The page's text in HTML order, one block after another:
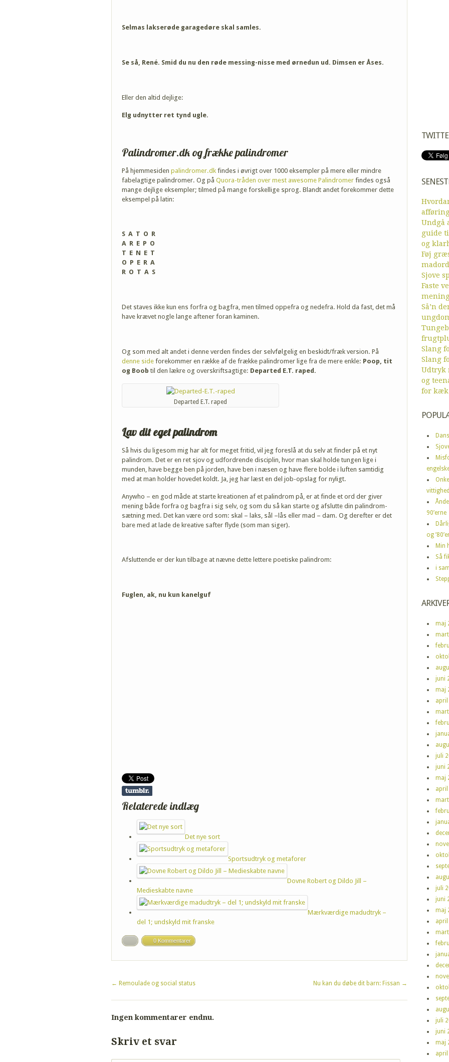
Selmas lakserøde garagedøre skal samles.
Se så, René. Smid du nu den røde messing-nisse med ørnedun ud. Dimsen er Åses.
Eller den altid dejlige:
Elg udnytter ret tynd ugle.
Palindromer.dk og frække palindromer
På hjemmesiden palindromer.dk findes i øvrigt over 1000 eksempler på mere eller mindre
fabelagtige palindromer. Og på Quora-tråden over mest awesome Palindromer findes også
mange dejlige eksempler; tilmed på mange forskellige sprog. Blandt andet forekommer dette
eksempel på latin:
S A T O R
A R E P O
T E N E T
O P E R A
R O T A S
Det staves ikke kun ens forfra og bagfra, men tilmed oppefra og nedefra. Hold da fast, det må
have krævet nogle lange aftener foran kaminen.
Og som med alt andet i denne verden findes der selvfølgelig en beskidt/fræk version. På
denne side forekommer en række af de frække palindromer lige fra de mere enkle: Poop, tit
og Boob til den lækre og overskriftsagtige: Departed E.T. raped.
Departed E.T. raped
Lav dit eget palindrom
Så hvis du ligesom mig har alt for meget fritid, vil jeg foreslå at du selv at finder på et nyt
palindrom. Det er en ret sjov og udfordrende disciplin, hvor man skal holde tungen lige i
munden, have begge ben på jorden, have ben i næsen og have flere bolde i luften samtidig
med at man holder hovedet koldt. Ja, jeg har læst en del job-opslag for nyligt.
Anywho – en god måde at starte kreationen af et palindrom på, er at finde et ord der giver
mening både forfra og bagfra i sig selv, og som du så kan starte og afslutte din palindrom-
sætning med. Det kan være ord som: skal – laks, sål –lås eller mad – dam. Og derefter er det
bare med at lade de kreative safter flyde (som man siger).
Afsluttende er der kun tilbage at nævne dette lettere poetiske palindrom:
Fuglen, ak, nu kun kanelguf
Relaterede indlæg
Det nye sort
Sportsudtryk og metaforer
Dovne Robert og Dildo Jill –
Medieskabte navne
Mærkværdige madudtryk –
del 1; undskyld mit franske
0 Kommentarer
← Remoulade og social status Nu kan du døbe dit barn: Fissan →
Ingen kommentarer endnu.
Skriv et svar
Undgå
guide
og
Føj
madord
Sjove
Faste
Så’n
Slang
Slang
Udtryk
og
for kæk
90’erne
og
Min
Så
i
maj
juni
maj
april
juli
juni
maj
april
juli
juni
maj
april
juli
juni
maj
april